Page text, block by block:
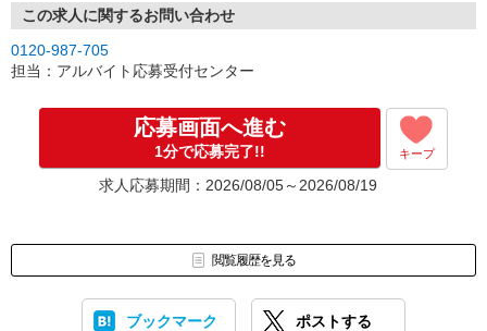
この求人に関するお問い合わせ
0120-987-705
担当：アルバイト応募受付センター
応募画面へ進む
1分で応募完了!! キープ
求人応募期間：2026/08/05～2026/08/19
閲覧履歴を見る
ブックマーク ポストする